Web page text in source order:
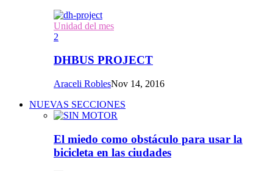
Unidad del mes
2
DHBUS PROJECT
Araceli RoblesNov 14, 2016
NUEVAS SECCIONES
El miedo como obstáculo para usar la
bicicleta en las ciudades